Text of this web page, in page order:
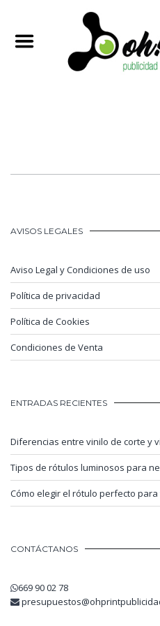
TRABAJOS REALIZADOS
AVISOS LEGALES
Aviso Legal y Condiciones de uso
Política de privacidad
Política de Cookies
Condiciones de Venta
ENTRADAS RECIENTES
Diferencias entre vinilo de corte y
Tipos de rótulos luminosos para
Cómo elegir el rótulo perfecto para
CONTÁCTANOS
669 90 02 78